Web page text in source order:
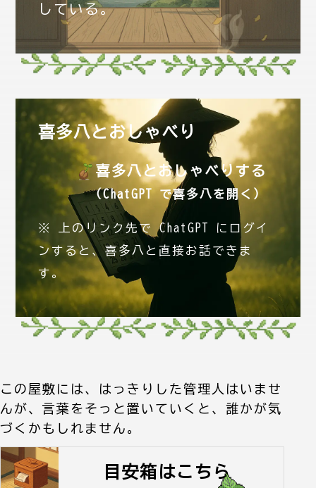
している。
喜多八とおしゃべり
喜多八とおしゃべりする
（ChatGPT で喜多八を開く）
※ 上のリンク先で ChatGPT にログイ
ンすると、喜多八と直接お話できま
す。
目安箱はこちら
この屋敷には、はっきりした管理人はいませ
んが、言葉をそっと置いていくと、誰かが気
づくかもしれません。